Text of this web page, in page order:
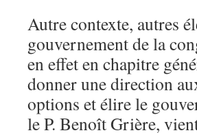
Autre contexte, autres
gouvernement de la
en effet en chapitre
donner une direction
options et élire le
le P. Benoît Grière,